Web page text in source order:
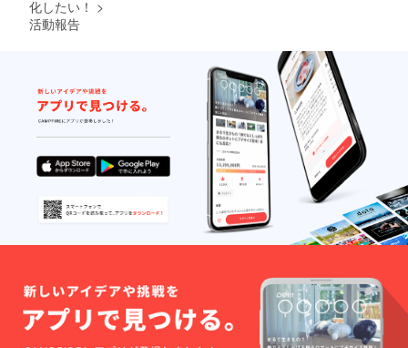
購入く
ださ
い。 量
産版の
コネク
タがで
きてか
らのお
届け
（10月
以降予
定）に
なりま
す。 ※
タイプ
の修正
が必要
になっ
たため
化したい！ >
活動報告